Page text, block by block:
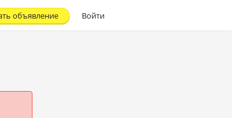
Войти
объявление